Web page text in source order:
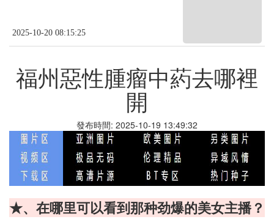
2025-10-20 08:15:25
福州惡性腫瘤中葯去哪裡
開
發布時間: 2025-10-19 13:49:32
★、在哪里可以看到那种劲爆的美女主播？